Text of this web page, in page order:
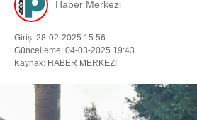
Haber Merkezi
Giriş: 28-02-2025 15:56
Güncelleme: 04-03-2025 19:43
Kaynak: HABER MERKEZI